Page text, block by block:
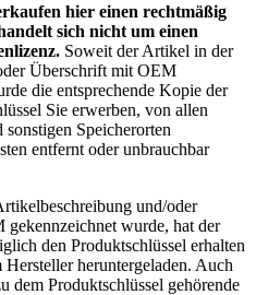
hier einen rechtmäßig
sich nicht um einen
Soweit der Artikel in der
Überschrift mit OEM
die entsprechende Kopie der
Sie erwerben, von allen
Speicherorten
entfernt oder unbrauchbar
und/oder
wurde, hat der
den Produktschlüssel erhalten
heruntergeladen. Auch
dem Produktschlüssel gehörende